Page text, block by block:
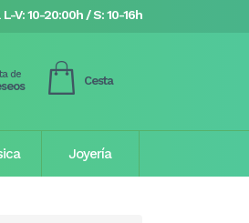
L-V: 10-20:00h / S: 10-16h
de Cesta
Joyería